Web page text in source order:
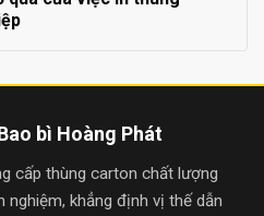
bì Hoàng Phát
cấp thùng carton chất lượng
nghiệm, khẳng định vị thế dẫn